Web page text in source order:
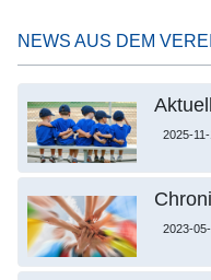
NEWS AUS DEM
2025-
2023-